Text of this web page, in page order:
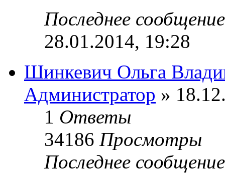
Последнее
28.01.2014, 19:28
Шинкевич Ольга
Администратор »
1 Ответы
34186 Просмотры
Последнее